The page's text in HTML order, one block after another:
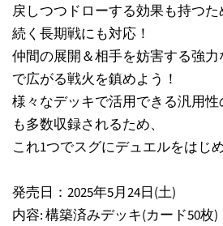
戻しつつドローする効果も持つ
続く長期戦にも対応！
仲間の展開＆相手を妨害する強
で広がる戦火を鎮めよう！
様々なデッキで活用できる汎用
も多数収録されるため、
これ1つでスグにデュエルをはじ
発売日：2025年5月24日(土)
内容: 構築済みデッキ(カード50枚